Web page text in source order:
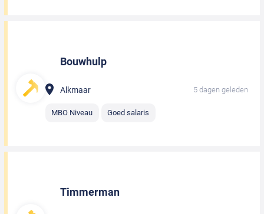
Bouwhulp
Alkmaar 5 dagen geleden
MBO Niveau Goed salaris
Timmerman